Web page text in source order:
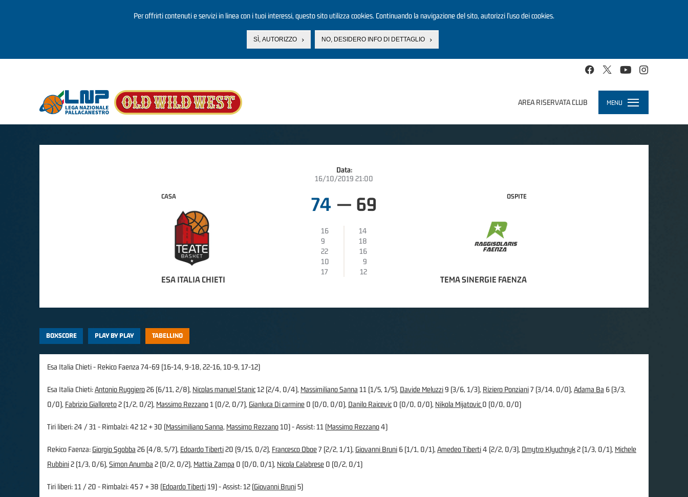
Per offrirti contenuti e servizi in linea con i tuoi interessi, questo sito utilizza cookies. Continuando la navigazione del sito, autorizzi l’uso dei cookies.
SÌ, AUTORIZZO NO, DESIDERO INFO DI DETTAGLIO
AREA RISERVATA CLUB MENU
Toggle
navigation
Data:
16/10/2019 21:00
CASA
ESA ITALIA CHIETI
74 — 69
16
14
9
18
22
16
10
9
17
12
OSPITE
TEMA SINERGIE FAENZA
BOXSCORE PLAY BY PLAY TABELLINO
Esa Italia Chieti - Rekico Faenza 74-69 (16-14, 9-18, 22-16, 10-9, 17-12)
Esa Italia Chieti:Antonio Ruggiero26 (6/11, 2/8), Nicolas manuel Stanic12 (2/4, 0/4), Massimiliano Sanna 11 (1/5, 1/5), Davide Meluzzi9 (3/6, 1/3), Riziero Ponziani7 (3/14, 0/0), Adama Ba 6 (3/3,
0/0), Fabrizio Gialloreto2 (1/2, 0/2), Massimo Rezzano1 (0/2, 0/7), Gianluca Di carmine 0 (0/0, 0/0), Danilo Raicevic0 (0/0, 0/0), Nikola Mijatovic0 (0/0, 0/0)
Tiri liberi: 24 / 31 - Rimbalzi: 42 12 + 30 (Massimiliano Sanna, Massimo Rezzano10) - Assist: 11 (Massimo Rezzano4)
Rekico Faenza: Giorgio Sgobba 26 (4/8, 5/7), Edoardo Tiberti20 (9/15, 0/2), Francesco Oboe7 (2/2, 1/1), Giovanni Bruni 6 (1/1, 0/1), Amedeo Tiberti4 (2/2, 0/3), Dmytro Klyuchnyk2 (1/3, 0/1), Michele
Rubbini2 (1/3, 0/6), Simon Anumba 2 (0/2, 0/2), Mattia Zampa 0 (0/0, 0/1), Nicola Calabrese 0 (0/2, 0/1)
Tiri liberi: 11 / 20 - Rimbalzi: 45 7 + 38 (Edoardo Tiberti19) - Assist: 12 (Giovanni Bruni5)